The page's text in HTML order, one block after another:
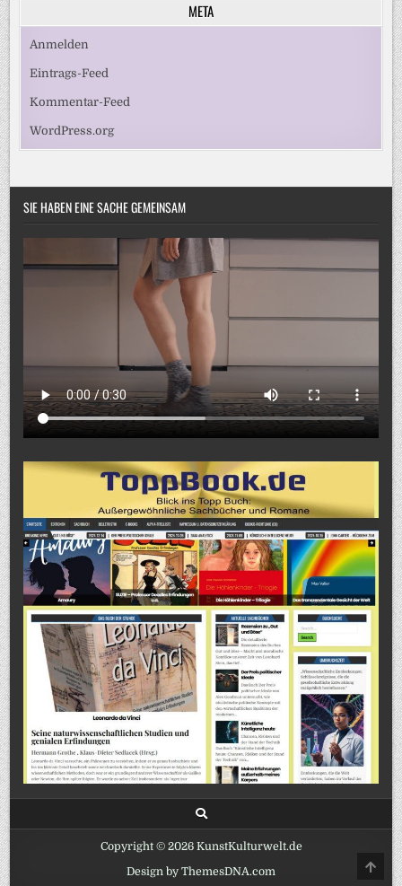
META
Anmelden
Eintrags-Feed
Kommentar-Feed
WordPress.org
SIE HABEN EINE SACHE GEMEINSAM
Copyright © 2026 KunstKulturwelt.de
Design by ThemesDNA.com